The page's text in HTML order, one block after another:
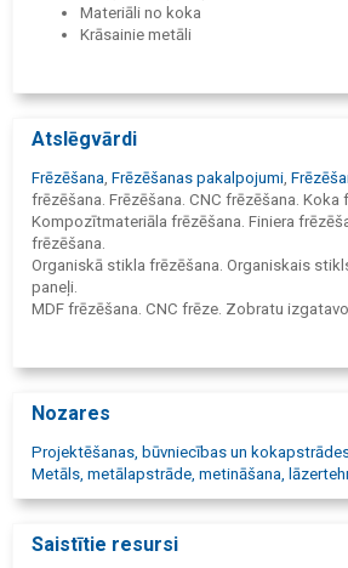
Materiāli no koka
Krāsainie metāli
Atslēgvārdi
Frēzēšana Frēzēšanas pakalpojumi
frēzēšana. Frēzēšana. CNC frēzēšana. Koka
Kompozītmateriāla frēzēšana. Finiera
frēzēšana.
Organiskā stikla frēzēšana. Organiskais
paneļi.
MDF frēzēšana. CNC frēze. Zobratu
lielizmēra detaļu frēzēšana, liela izmēra
tehniskās plastmasas frēzēšana.
Nozares
Projektēšanas, būvniecības un
Metāls, metālapstrāde, metināšana,
Saistītie resursi